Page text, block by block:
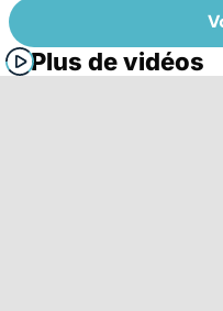
Plus de vidéos